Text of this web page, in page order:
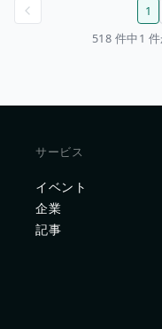
1
518 件中1
サービス
イベント
企業
記事